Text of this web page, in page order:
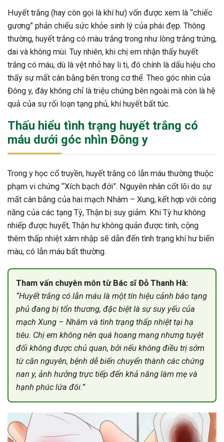
Huyết trắng (hay còn gọi là khí hư) vốn được xem là “chiếc
gương” phản chiếu sức khỏe sinh lý của phái đẹp. Thông
thường, huyết trắng có màu trắng trong như lòng trắng trứng,
dai và không mùi. Tuy nhiên, khi chị em nhận thấy huyết
trắng có máu, dù là vệt nhỏ hay li ti, đó chính là dấu hiệu cho
thấy sự mất cân bằng bên trong cơ thể. Theo góc nhìn của
Đông y, đây không chỉ là triệu chứng bên ngoài mà còn là hệ
quả của sự rối loạn tạng phủ, khí huyết bất túc.
Thấu hiểu tình trạng huyết trắng có
máu dưới góc nhìn Đông y
Trong y học cổ truyền, huyết trắng có lẫn máu thường thuộc
phạm vi chứng “Xích bạch đới”. Nguyên nhân cốt lõi do sự
mất cân bằng của hai mạch Nhâm – Xung, kết hợp với công
năng của các tạng Tỳ, Thận bị suy giảm. Khi Tỳ hư không
nhiếp được huyết, Thận hư không quản được tinh, cộng
thêm thấp nhiệt xâm nhập sẽ dẫn đến tình trạng khí hư biến
màu, có lẫn máu bất thường.
Tham vấn chuyên môn từ Bác sĩ Đỗ Thanh Hà:
“Huyết trắng có lẫn máu là một tín hiệu cảnh báo tạng
phủ đang bị tổn thương, đặc biệt là sự suy yếu của
mạch Xung – Nhâm và tình trạng thấp nhiệt tại hạ
tiêu. Chị em không nên quá hoang mang nhưng tuyệt
đối không được chủ quan, bởi nếu không điều trị sớm
từ căn nguyên, bệnh dễ biến chuyển thành các chứng
nan y, ảnh hưởng trực tiếp đến khả năng làm mẹ và
hạnh phúc lứa đôi.”